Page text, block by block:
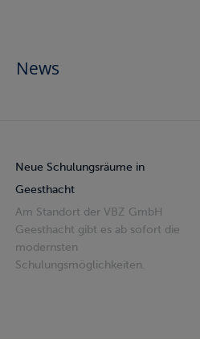
News
Neue Schulungsräume in
Geesthacht
Am Standort der VBZ GmbH
Geesthacht gibt es ab sofort die
modernsten
Schulungsmöglichkeiten.